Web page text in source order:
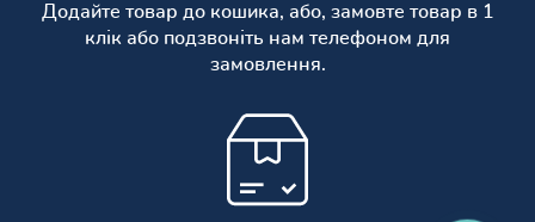
Додайте товар до кошика, або, замовте товар в 1
клік або подзвоніть нам телефоном для
замовлення.